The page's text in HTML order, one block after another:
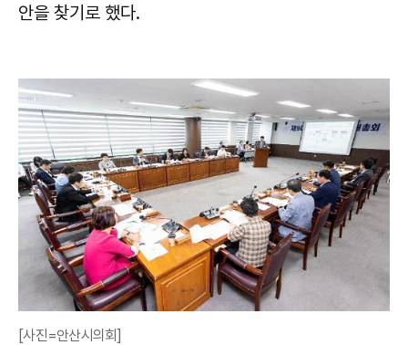
안을 찾기로 했다.
[사진=안산시의회]